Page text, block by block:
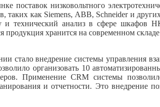
низковольтного
как Siemens, ABB, Schneider и
и технический анализ в сфере
продукция хранится на современном
стало внедрение системы управления
организовать 10
Применение CRM системы
и отчетности. Это внедрение